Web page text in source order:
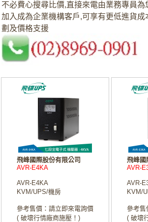
不必費心搜尋比價,直接來電由業務專員為
加入成為企業機構客戶,可享有更低進貨
劃及價格支援
飛峰國際股份有限公司
AVR-E4KA
AVR-E4KA
KVM/UPS/機房
參考售價：請立即來電詢價
( 破壞行情廠商施壓！)
飛峰國
AVR-
AVR-
KVM/
參考售
( 破壞